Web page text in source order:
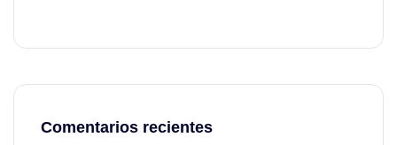
Comentarios recientes